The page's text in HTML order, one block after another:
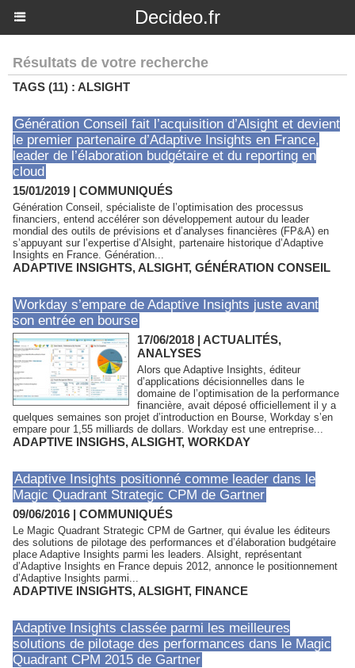
Decideo.fr
Résultats de votre recherche
TAGS (11) : ALSIGHT
Génération Conseil fait l’acquisition d’Alsight et devient
le premier partenaire d’Adaptive Insights en France,
leader de l’élaboration budgétaire et du reporting en
cloud
15/01/2019 | COMMUNIQUÉS
Génération Conseil, spécialiste de l’optimisation des processus
financiers, entend accélérer son développement autour du leader
mondial des outils de prévisions et d’analyses financières (FP&A) en
s’appuyant sur l’expertise d’Alsight, partenaire historique d’Adaptive
Insights en France. Génération...
ADAPTIVE INSIGHTS,ALSIGHT, GÉNÉRATION CONSEIL
Workday s’empare de Adaptive Insights juste avant
son entrée en bourse
17/06/2018 | ACTUALITÉS,
ANALYSES
Alors que Adaptive Insights, éditeur
d’applications décisionnelles dans le
domaine de l’optimisation de la performance
financière, avait déposé officiellement il y a
quelques semaines son projet d’introduction en Bourse, Workday s’en
empare pour 1,55 milliards de dollars. Workday est une entreprise...
ADAPTIVE INSIGHS,ALSIGHT, WORKDAY
Adaptive Insights positionné comme leader dans le
Magic Quadrant Strategic CPM de Gartner
09/06/2016 | COMMUNIQUÉS
Le Magic Quadrant Strategic CPM de Gartner, qui évalue les éditeurs
des solutions de pilotage des performances et d’élaboration budgétaire
place Adaptive Insights parmi les leaders. Alsight, représentant
d’Adaptive Insights en France depuis 2012, annonce le positionnement
d’Adaptive Insights parmi...
ADAPTIVE INSIGHTS,ALSIGHT, FINANCE
Adaptive Insights classée parmi les meilleures
solutions de pilotage des performances dans le Magic
Quadrant CPM 2015 de Gartner